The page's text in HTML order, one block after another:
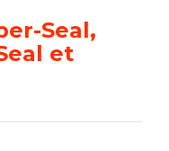
Seal,
et